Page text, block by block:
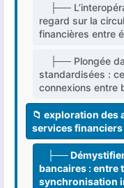
├──
regard sur la
financières entre
├── Plongée
standardisées :
connexions entre
📁 exploration des
services
├──
bancaires : entre
synchronisation